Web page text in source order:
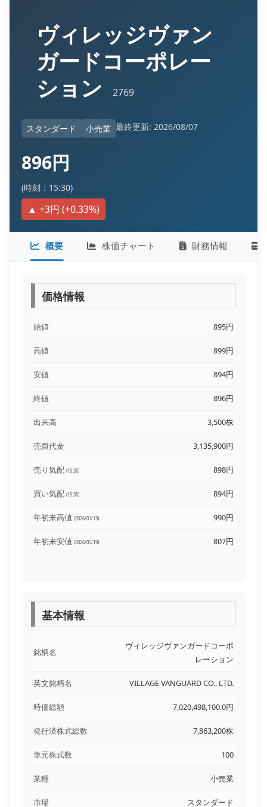
ヴィレッジヴァン
ガードコーポレー
ション
2769
スタンダード 小売業 最終更新: 2026/08/07
896円
(時刻：15:30)
▲ +3円 (+0.33%)
概要 株価チャート 財務情報
価格情報
始値 895円
高値 899円
安値 894円
終値 896円
出来高 3,500株
売買代金 3,135,900円
売り気配 (15:30) 898円
買い気配 (15:30) 894円
年初来高値 (2026/01/13) 990円
年初来安値 (2026/05/19) 807円
基本情報
銘柄名
ヴィレッジヴァンガードコーポ
レーション
英文銘柄名 VILLAGE VANGUARD CO., LTD.
時価総額 7,020,498,100.0円
発行済株式総数 7,863,200株
単元株式数 100
業種 小売業
市場 スタンダード